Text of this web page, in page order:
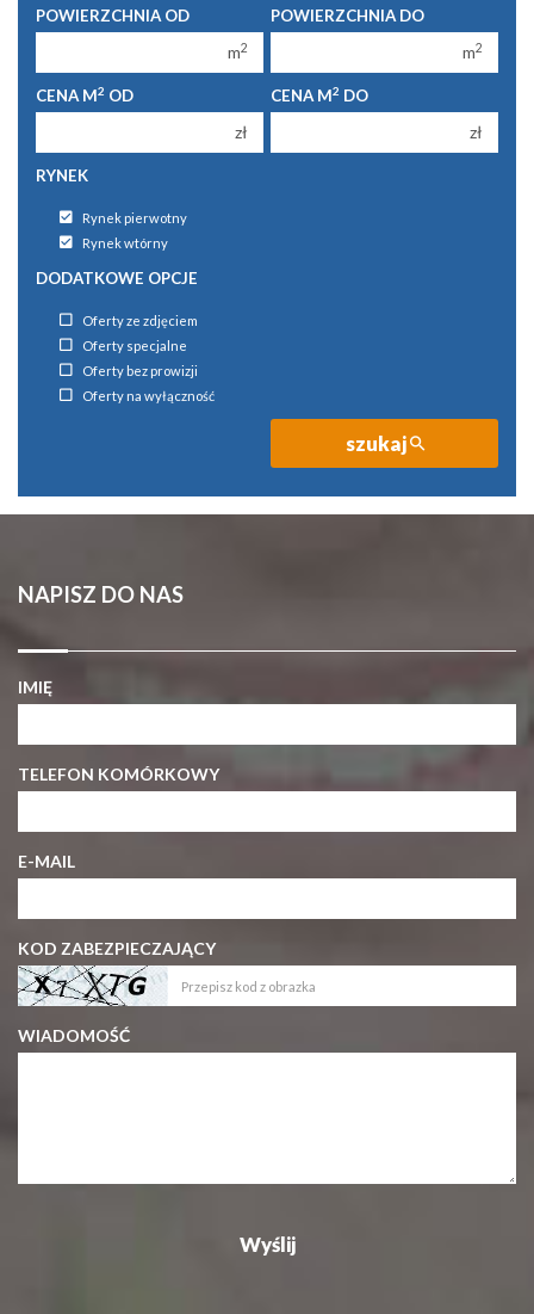
400 000 zł 400 000 zł
POWIERZCHNIA OD
m2
POWIERZCHNIA DO
m2
CENA M2 OD
zł
CENA M2 DO
zł
RYNEK
Rynek pierwotny
Rynek wtórny
DODATKOWE OPCJE
Oferty ze zdjęciem
Oferty specjalne
Oferty bez prowizji
Oferty na wyłączność
szukaj
NAPISZ DO NAS
IMIĘ
TELEFON KOMÓRKOWY
E-MAIL
KOD ZABEZPIECZAJĄCY
WIADOMOŚĆ